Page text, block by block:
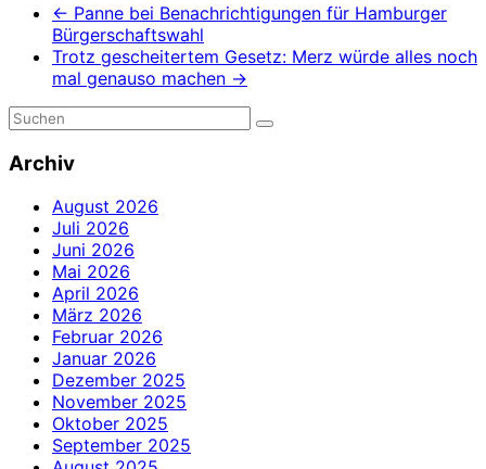
← Panne bei Benachrichtigungen für Hamburger
Bürgerschaftswahl
Trotz gescheitertem Gesetz: Merz würde alles noch
mal genauso machen →
Archiv
August 2026
Juli 2026
Juni 2026
Mai 2026
April 2026
März 2026
Februar 2026
Januar 2026
Dezember 2025
November 2025
Oktober 2025
September 2025